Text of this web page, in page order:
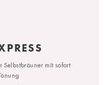
mit sofort